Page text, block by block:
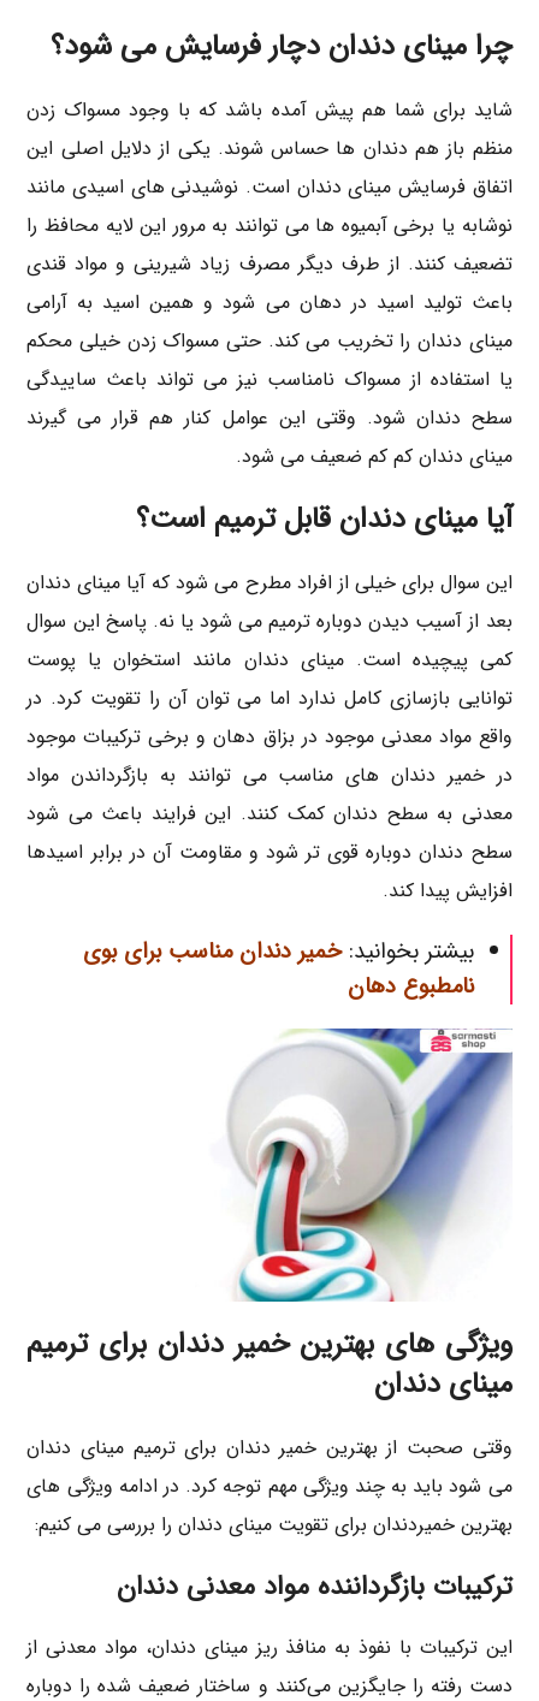
چرا مینای دندان دچار فرسایش می شود؟
شاید برای شما هم پیش آمده باشد که با وجود مسواک زدن
منظم باز هم دندان ها حساس شوند. یکی از دلایل اصلی این
اتفاق فرسایش مینای دندان است. نوشیدنی های اسیدی مانند
نوشابه یا برخی آبمیوه ها می توانند به مرور این لایه محافظ را
تضعیف کنند. از طرف دیگر مصرف زیاد شیرینی و مواد قندی
باعث تولید اسید در دهان می شود و همین اسید به آرامی
مینای دندان را تخریب می کند. حتی مسواک زدن خیلی محکم
یا استفاده از مسواک نامناسب نیز می تواند باعث ساییدگی
سطح دندان شود. وقتی این عوامل کنار هم قرار می گیرند
مینای دندان کم کم ضعیف می شود.
آیا مینای دندان قابل ترمیم است؟
این سوال برای خیلی از افراد مطرح می شود که آیا مینای دندان
بعد از آسیب دیدن دوباره ترمیم می شود یا نه. پاسخ این سوال
کمی پیچیده است. مینای دندان مانند استخوان یا پوست
توانایی بازسازی کامل ندارد اما می توان آن را تقویت کرد. در
واقع مواد معدنی موجود در بزاق دهان و برخی ترکیبات موجود
در خمیر دندان های مناسب می توانند به بازگرداندن مواد
معدنی به سطح دندان کمک کنند. این فرایند باعث می شود
سطح دندان دوباره قوی تر شود و مقاومت آن در برابر اسیدها
افزایش پیدا کند.
بیشتر بخوانید:خمیر دندان مناسب برای بوی
نامطبوع دهان
ویژگی های بهترین خمیر دندان برای ترمیم
مینای دندان
وقتی صحبت از بهترین خمیر دندان برای ترمیم مینای دندان
می شود باید به چند ویژگی مهم توجه کرد. در ادامه ویژگی های
بهترین خمیردندان برای تقویت مینای دندان را بررسی می کنیم:
ترکیبات بازگرداننده مواد معدنی دندان
این ترکیبات با نفوذ به منافذ ریز مینای دندان، مواد معدنی از
دست رفته را جایگزین می‌کنند و ساختار ضعیف شده را دوباره